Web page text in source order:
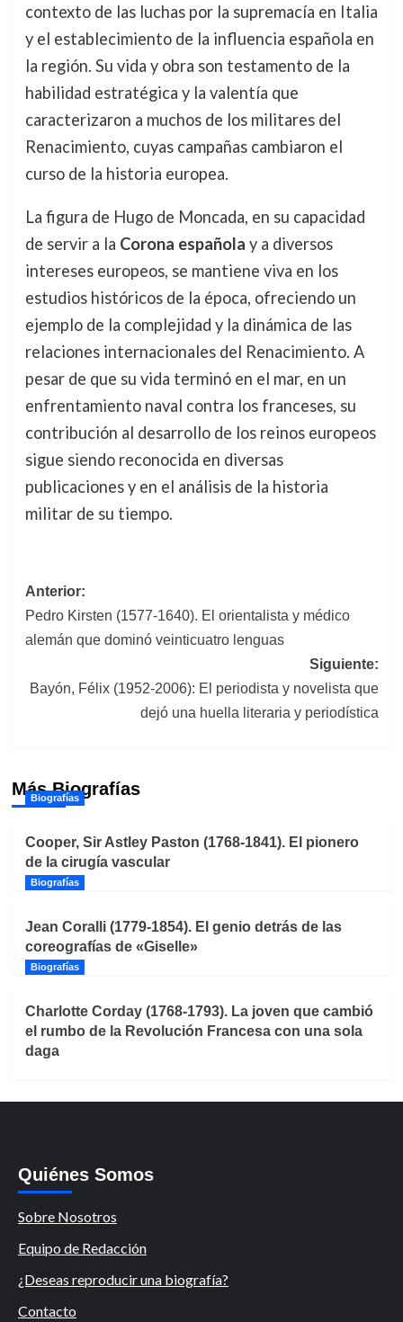
contexto de las luchas por la supremacía en Italia
y el establecimiento de la influencia española en
la región. Su vida y obra son testamento de la
habilidad estratégica y la valentía que
caracterizaron a muchos de los militares del
Renacimiento, cuyas campañas cambiaron el
curso de la historia europea.
La figura de Hugo de Moncada, en su capacidad
de servir a la Corona española y a diversos
intereses europeos, se mantiene viva en los
estudios históricos de la época, ofreciendo un
ejemplo de la complejidad y la dinámica de las
relaciones internacionales del Renacimiento. A
pesar de que su vida terminó en el mar, en un
enfrentamiento naval contra los franceses, su
contribución al desarrollo de los reinos europeos
sigue siendo reconocida en diversas
publicaciones y en el análisis de la historia
militar de su tiempo.
Navegación
de
entradas
Anterior:
Pedro Kirsten (1577-1640). El orientalista y médico
alemán que dominó veinticuatro lenguas
Siguiente:
Bayón, Félix (1952-2006): El periodista y novelista que
dejó una huella literaria y periodística
Más Biografías
Biografías
Cooper, Sir Astley Paston (1768-1841). El pionero
de la cirugía vascular
Biografías
Jean Coralli (1779-1854). El genio detrás de las
coreografías de «Giselle»
Biografías
Charlotte Corday (1768-1793). La joven que cambió
el rumbo de la Revolución Francesa con una sola
daga
Quiénes Somos
Sobre Nosotros
Equipo de Redacción
¿Deseas reproducir una biografía?
Contacto